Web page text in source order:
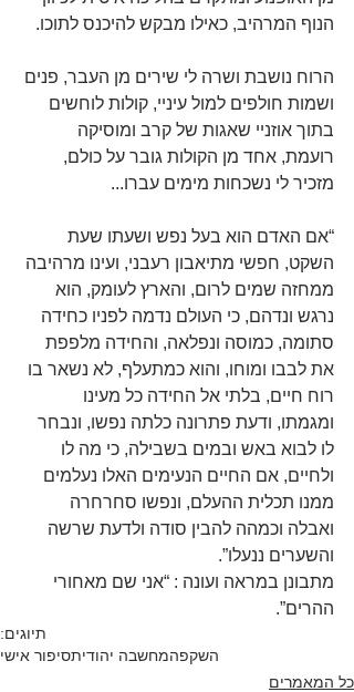
הנוף המרהיב, כאילו מבקש להיכנס לתוכו.
הרוח נושבת ושרה לי שירים מן העבר, פנים
ושמות חולפים למול עיניי, קולות לוחשים
בתוך אוזניי שאגות של קרב ומוסיקה
רועמת, אחד מן הקולות גובר על כולם,
מזכיר לי נשכחות מימים עברו...
“אם האדם הוא בעל נפש ושעתו שעת
השקט, חפשי מתיאבון רעבני, ועינו מרהיבה
ממחזה שמים לרום, והארץ לעומק, הוא
נרגש ונדהם, כי העולם נדמה לפניו כחידה
סתומה, כמוסה ונפלאה, והחידה מלפפת
את לבבו ומוחו, והוא כמתעלף, לא נשאר בו
רוח חיים, בלתי אל החידה כל מעינו
ומגמתו, ודעת פתרונה כלתה נפשו, ונבחר
לו לבוא באש ובמים בשבילה, כי מה לו
ולחיים, אם החיים הנעימים האלו נעלמים
ממנו תכלית ההעלם, ונפשו סחרחרה
ואבלה וכמהה להבין סודה ולדעת שרשה
והשערים ננעלו”.
מתבונן במראה ועונה : “אני שם מאחורי
ההרים”.
תיוגים:
השקפהמחשבה יהודיתסיפור אישי
כל המאמרים